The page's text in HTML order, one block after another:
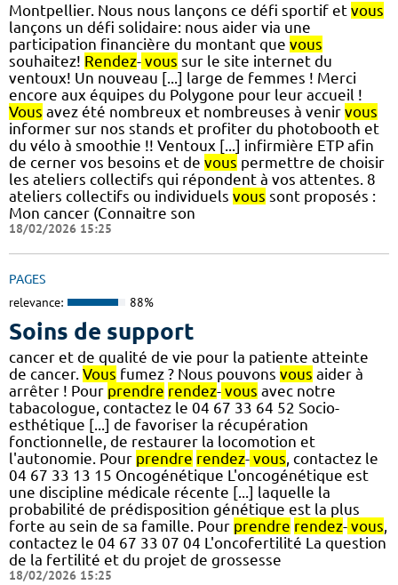
Montpellier. Nous nous lançons ce défi sportif et vous
lançons un défi solidaire: nous aider via une
participation financière du montant que vous
souhaitez! Rendez- vous sur le site internet du
ventoux! Un nouveau [...] large de femmes ! Merci
encore aux équipes du Polygone pour leur accueil !
Vous avez été nombreux et nombreuses à venir vous
informer sur nos stands et profiter du photobooth et
du vélo à smoothie !! Ventoux [...] infirmière ETP afin
de cerner vos besoins et de vous permettre de choisir
les ateliers collectifs qui répondent à vos attentes. 8
ateliers collectifs ou individuels vous sont proposés :
Mon cancer (Connaitre son
18/02/2026 15:25
PAGES
relevance: 88%
Soins de support
cancer et de qualité de vie pour la patiente atteinte
de cancer. Vous fumez ? Nous pouvons vous aider à
arrêter ! Pour prendre rendez- vous avec notre
tabacologue, contactez le 04 67 33 64 52 Socio-
esthétique [...] de favoriser la récupération
fonctionnelle, de restaurer la locomotion et
l'autonomie. Pour prendre rendez- vous, contactez le
04 67 33 13 15 Oncogénétique L'oncogénétique est
une discipline médicale récente [...] laquelle la
probabilité de prédisposition génétique est la plus
forte au sein de sa famille. Pour prendre rendez- vous,
contactez le 04 67 33 07 04 L'oncofertilité La question
de la fertilité et du projet de grossesse
18/02/2026 15:25